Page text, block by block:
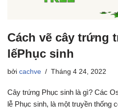
Cách vẽ cây trứng
lếPhục sinh
bởi cachve Tháng 4 24, 2022
Cây trứng Phục sinh là gì? Các
lễ Phục sinh, là một truyền